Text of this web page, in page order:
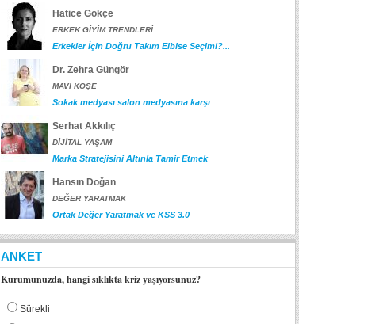
Hatice Gökçe
ERKEK GİYİM TRENDLERİ
Erkekler İçin Doğru Takım Elbise Seçimi?...
Dr. Zehra Güngör
MAVİ KÖŞE
Sokak medyası salon medyasına karşı
Serhat Akkılıç
DİJİTAL YAŞAM
Marka Stratejisini Altınla Tamir Etmek
Hansın Doğan
DEĞER YARATMAK
Ortak Değer Yaratmak ve KSS 3.0
ANKET
Kurumunuzda, hangi sıklıkta kriz yaşıyorsunuz?
Sürekli